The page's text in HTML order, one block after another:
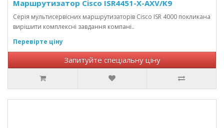
Маршрутизатор Cisco ISR4451-X-AXV/K9
Серія мультисервісних маршрутизаторів Cisco ISR 4000 покликана
вирішити комплексні завдання компані..
Перевірте ціну
Запитуйте спеціальну ціну